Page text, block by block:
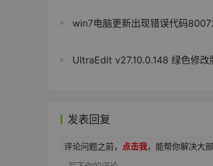
win7电脑更新出现错误代码
UltraEdit v27.10.0.148 绿色修改
发表回复
评论问题之前， 点击我，能帮你解决大